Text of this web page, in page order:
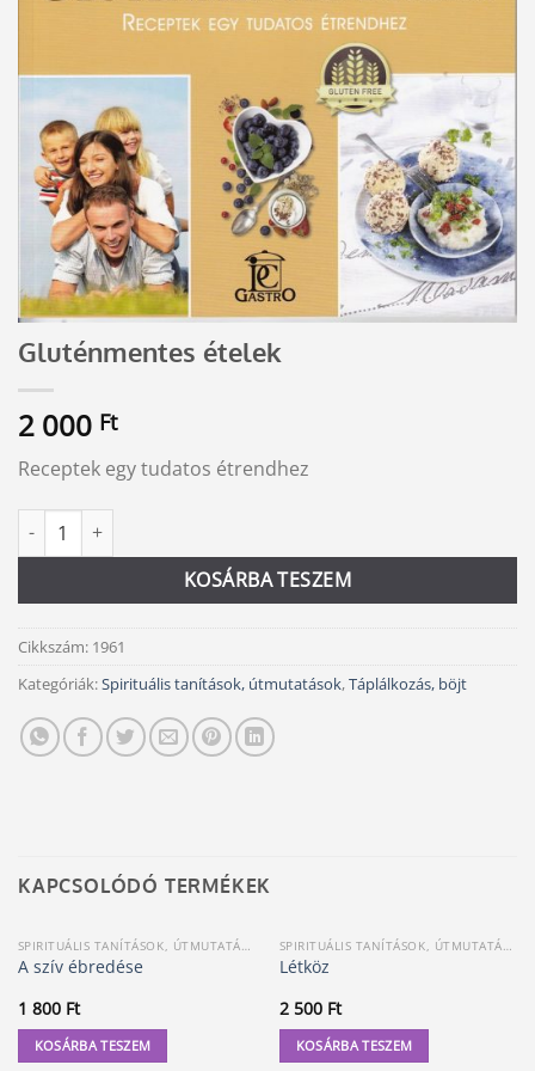
Gluténmentes ételek
2 000 Ft
Receptek egy tudatos étrendhez
Gluténmentes ételek mennyiség
KOSÁRBA TESZEM
Alternative:
Cikkszám: 1961
Kategóriák:Spirituális tanítások, útmutatások,Táplálkozás, böjt
KAPCSOLÓDÓ TERMÉKEK
SPIRITUÁLIS TANÍTÁSOK, ÚTMUTATÁSOK
A szív ébredése
1 800 Ft
KOSÁRBA TESZEM
SPIRITUÁLIS TANÍTÁSOK, ÚTMUTATÁSOK
Létköz
2 500 Ft
KOSÁRBA TESZEM